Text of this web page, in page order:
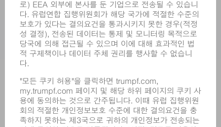
부문
기업
경력
모집
기업 프로필
이사회
영업 보고서
규정 준수
내부고발자 시스템
보안
보도 자료
매거진